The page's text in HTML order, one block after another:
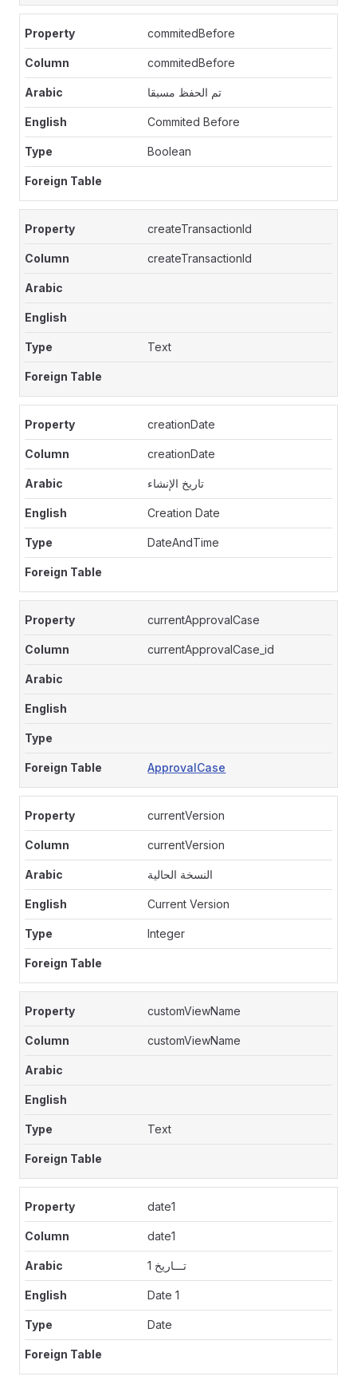
commitedBefore
commitedBefore
تم الحفظ مسبقا
Commited Before
Boolean
createTransactionId
createTransactionId
Text
creationDate
creationDate
تاريخ الإنشاء
Creation Date
DateAndTime
currentApprovalCase
currentApprovalCase_id
ApprovalCase
currentVersion
currentVersion
النسخة الحالية
Current Version
Integer
customViewName
customViewName
Text
date1
date1
تـــاريخ 1
Date 1
Date